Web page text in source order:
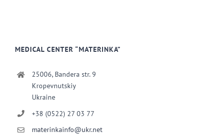
MEDICAL CENTER “MATERINKA”
25006, Bandera str. 9
Kropevnutskiy
Ukraine
+38 (0522) 27 03 77
materinkainfo@ukr.net